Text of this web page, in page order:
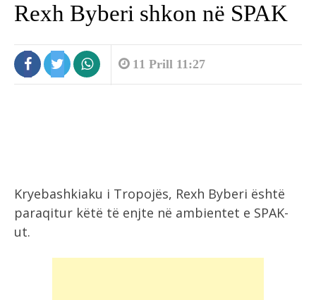
Rexh Byberi shkon në SPAK
11 Prill 11:27
Kryebashkiaku i Tropojës, Rexh Byberi është
paraqitur këtë të enjte në ambientet e SPAK-
ut.